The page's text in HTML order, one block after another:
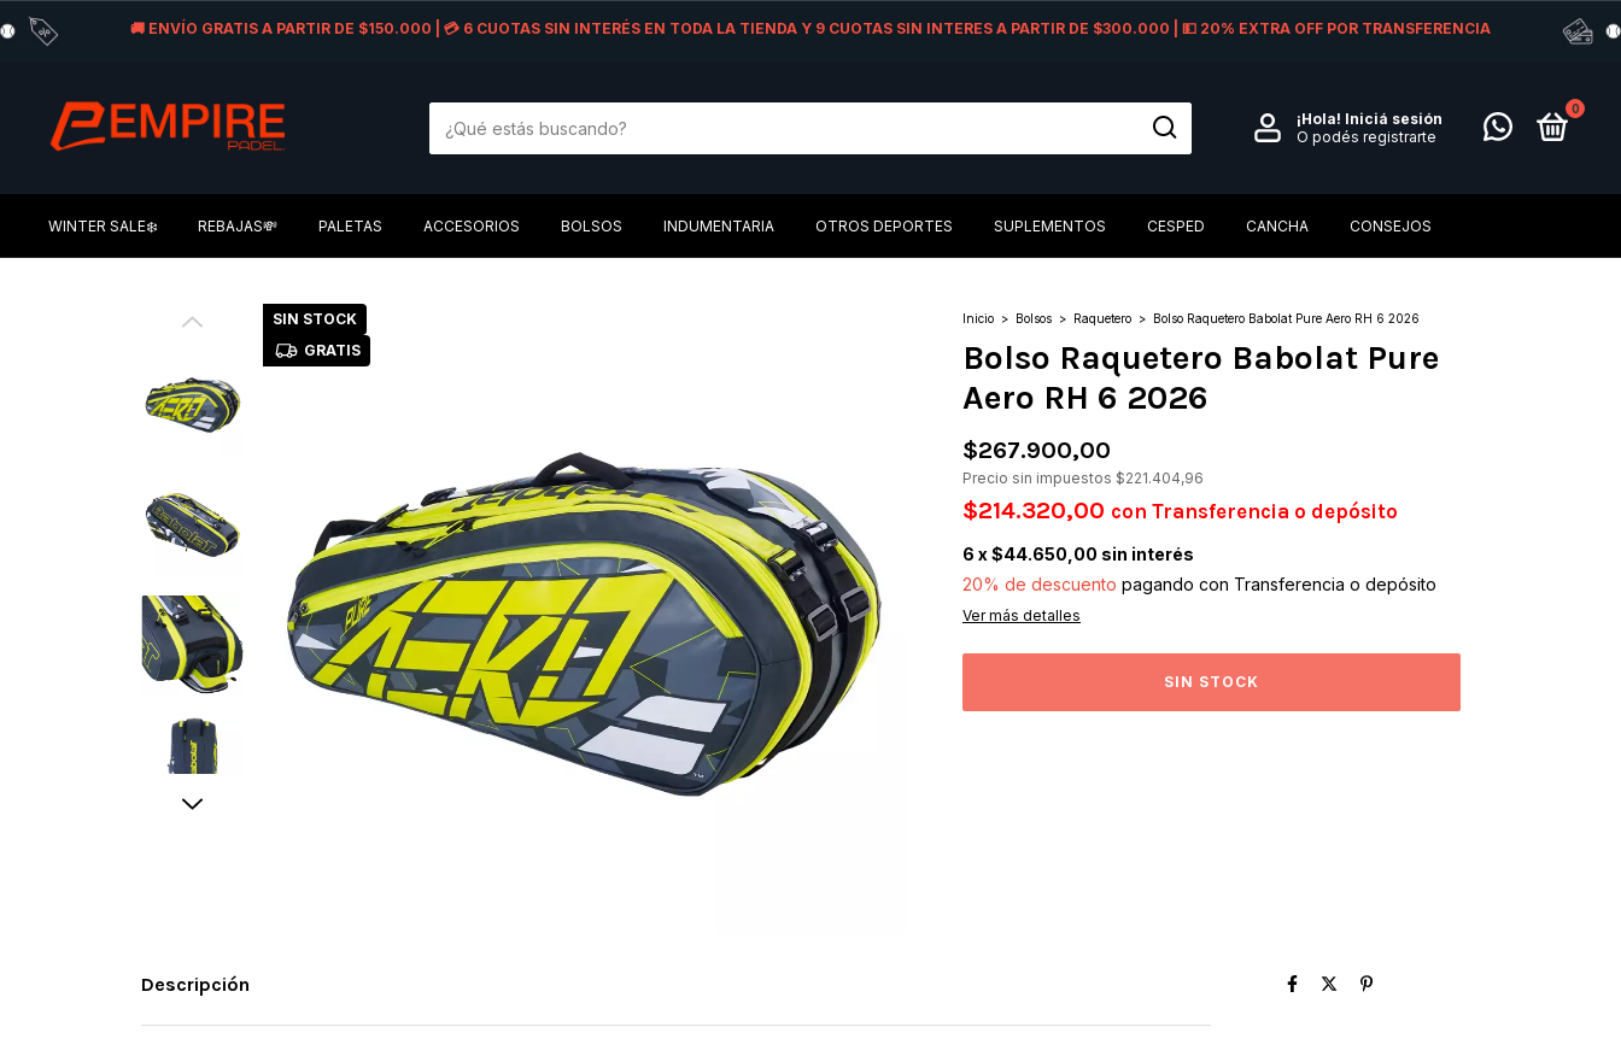
🚚 ENVÍO GRATIS A PARTIR DE $150.000 | 💳 6 CUOTAS SIN INTERÉS EN TODA LA TIENDA Y 9 CUOTAS SIN INTERES A PARTIR DE $300.000 | 💵 20% EXTRA OFF POR TRANSFERENCIA
¡Hola! Iniciá sesión
O podés registrarte
0
WINTER SALE❄️ REBAJAS💸 PALETAS ACCESORIOS BOLSOS INDUMENTARIA OTROS DEPORTES SUPLEMENTOS CESPED CANCHA CONSEJOS
SIN STOCK
GRATIS
Inicio > Bolsos > Raquetero > Bolso Raquetero Babolat Pure Aero RH 6 2026
Bolso Raquetero Babolat Pure
Aero RH 6 2026
$267.900,00
Precio sin impuestos $221.404,96
$214.320,00 con Transferencia o depósito
6 x$44.650,00 sin interés
20% de descuento pagando con Transferencia o depósito
Ver más detalles
Descripción